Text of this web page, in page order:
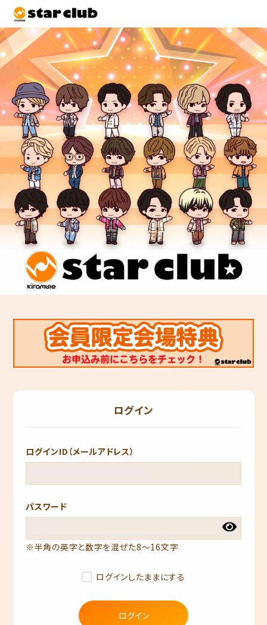
ログイン
ログインID（メールアドレス）
パスワード
※半角の英字と数字を混ぜた8～16文字
ログインしたままにする
ログイン